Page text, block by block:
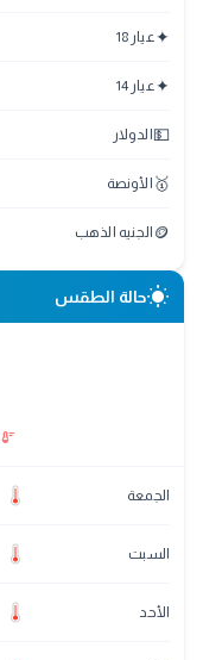
✦عيار 18
✦عيار 14
💵 الدولار
🥇 الأونصة
🪙 الجنيه الذهب
wb_sunnyحالة الطقس
thermostat
الجمعة
السبت
الأحد